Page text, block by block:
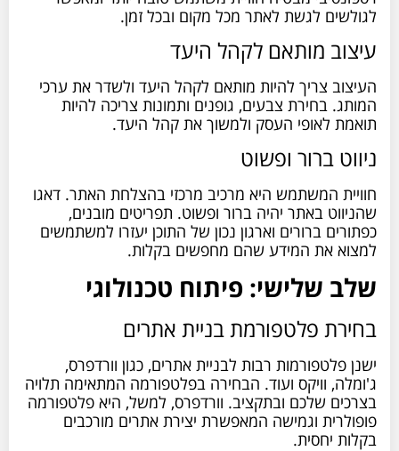
לגולשים לגשת לאתר מכל מקום ובכל זמן.
עיצוב מותאם לקהל היעד
העיצוב צריך להיות מותאם לקהל היעד ולשדר את ערכי
המותג. בחירת צבעים, גופנים ותמונות צריכה להיות
תואמת לאופי העסק ולמשוך את קהל היעד.
ניווט ברור ופשוט
חוויית המשתמש היא מרכיב מרכזי בהצלחת האתר. דאגו
שהניווט באתר יהיה ברור ופשוט. תפריטים מובנים,
כפתורים ברורים וארגון נכון של התוכן יעזרו למשתמשים
למצוא את המידע שהם מחפשים בקלות.
שלב שלישי: פיתוח טכנולוגי
בחירת פלטפורמת בניית אתרים
ישנן פלטפורמות רבות לבניית אתרים, כגון וורדפרס,
ג'ומלה, וויקס ועוד. הבחירה בפלטפורמה המתאימה תלויה
בצרכים שלכם ובתקציב. וורדפרס, למשל, היא פלטפורמה
פופולרית וגמישה המאפשרת יצירת אתרים מורכבים
בקלות יחסית.